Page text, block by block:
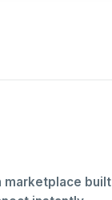
marketplace built